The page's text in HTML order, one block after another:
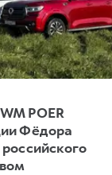
POER
Фёдора